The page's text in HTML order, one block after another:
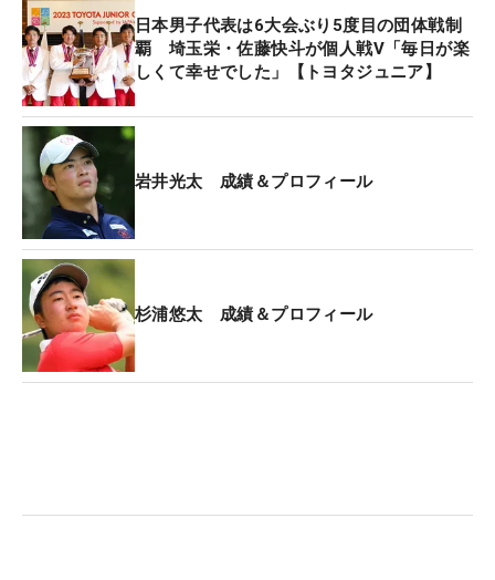
年）、中野麟太朗（早稲田大2年）、鵜瀬璃久（帝
京大3年）の3人が続いている。
女子ツアーで獅子奮迅の戦いぶりを見せている山下
美有夢の弟で、男子下部ツアーでの優勝経験もある
山下勝将（近畿大3年）は2アンダー・8位タイ。3打
差で首位を追走する。
昨年覇者でJGA（日本ゴルフ協会）ナショナルチー
ムの岡田晃平（東北福祉大4年）は、2バーディ・3
ボギー・1オーバー「73」の37位タイと出遅れた。
トヨタジュニアW杯で個人戦を制した佐藤快斗（埼
日本男子代表は6大会ぶり5度目の団体戦制
覇 埼玉栄・佐藤快斗が個人戦V「毎日が楽
しくて幸せでした」【トヨタジュニア】
岩井光太 成績＆プロフィール
杉浦悠太 成績＆プロフィール